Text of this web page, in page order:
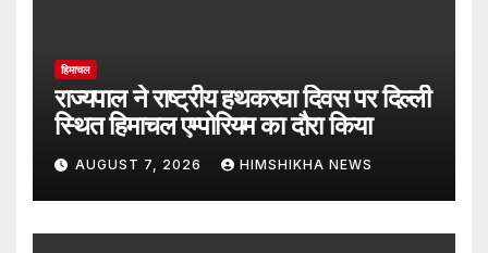
हिमाचल
राज्यपाल ने राष्ट्रीय हथकरघा दिवस पर दिल्ली
स्थित हिमाचल एम्पोरियम का दौरा किया
AUGUST 7, 2026 HIMSHIKHA NEWS